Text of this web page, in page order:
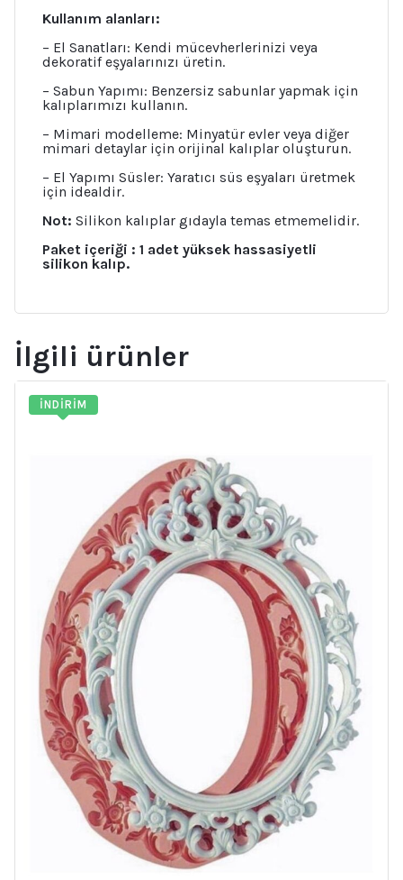
Kullanım alanları:
– El Sanatları: Kendi mücevherlerinizi veya
dekoratif eşyalarınızı üretin.
– Sabun Yapımı: Benzersiz sabunlar yapmak için
kalıplarımızı kullanın.
– Mimari modelleme: Minyatür evler veya diğer
mimari detaylar için orijinal kalıplar oluşturun.
– El Yapımı Süsler: Yaratıcı süs eşyaları üretmek
için idealdir.
Not: Silikon kalıplar gıdayla temas etmemelidir.
Paket içeriği : 1 adet yüksek hassasiyetli
silikon kalıp.
İlgili ürünler
İNDIRIM